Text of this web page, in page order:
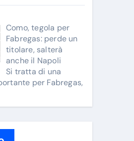
Como, tegola per
Fabregas: perde un
titolare, salterà
anche il Napoli
Si tratta di una
per Fabregas,